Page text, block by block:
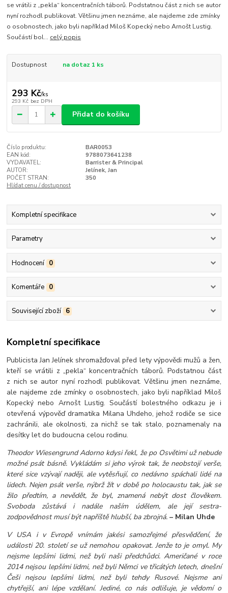
se vrátili z „pekla“ koncentračních táborů. Podstatnou část z nich se autor
nyní rozhodl publikovat. Většinu jmen neznáme, ale najdeme zde zmínky
o osobnostech, jako byli například Miloš Kopecký nebo Arnošt Lustig.
Součástí bol... celý popis
Dostupnost na dotaz 1 ks
293 Kč/ks
293 Kč bez DPH
Přidat do košíku
Číslo produktu:
BAR0053
EAN kód:
9788073641238
VYDAVATEL:
Barrister & Principal
AUTOR:
Jelínek, Jan
POČET STRAN:
350
Hlídat cenu / dostupnost
Kompletní specifikace
Parametry
Hodnocení 0
Komentáře 0
Související zboží 6
Kompletní specifikace
Publicista Jan Jelínek shromažďoval před lety výpovědi mužů a žen,
kteří se vrátili z „pekla“ koncentračních táborů. Podstatnou část
z nich se autor nyní rozhodl publikovat. Většinu jmen neznáme,
ale najdeme zde zmínky o osobnostech, jako byli například Miloš
Kopecký nebo Arnošt Lustig. Součástí bolestného odkazu je i
otevřená výpověď dramatika Milana Uhdeho, jehož rodiče se sice
zachránili, ale okolnosti, za nichž se tak stalo, poznamenaly na
desítky let do budoucna celou rodinu.
Theodor Wiesengrund Adorno kdysi řekl, že po Osvětimi už nebude
možné psát básně. Vykládám si jeho výrok tak, že neobstojí verše,
které sice vzývají naději, ale vytěsňují, co nedávno spáchali lidé na
lidech. Nejen psát verše, nýbrž žít v době po holocaustu tak, jak se
žilo předtím, a nevědět, že byl, znamená nebýt dost člověkem.
Svoboda zůstává i nadále naším údělem, ale její sestra-
zodpovědnost musí být napříště hlubší, ba zbrojná. – Milan Uhde
V USA i v Evropě vnímám jakési samozřejmé přesvědčení, že
události 20. století se už nemohou opakovat. Jenže to je omyl. My
nejsme lepšími lidmi, než byli naši předchůdci. Američané v roce
2014 nejsou lepšími lidmi, než byli Němci ve třicátých letech, dnešní
Češi nejsou lepšími lidmi, než byli tehdy Rusové. Nejsme ani
chytřejší, ani lépe vzdělaní. Jediné, co nás odlišuje, je vědomí o